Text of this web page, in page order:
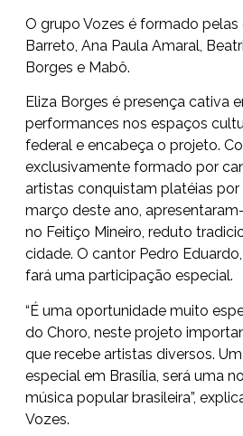
O grupo Vozes é formado pelas
Barreto, Ana Paula Amaral,
Borges e Mabô.
Eliza Borges é presença cativa
performances nos espaços
federal e encabeça o projeto.
exclusivamente formado por
artistas conquistam platéias
março deste ano,
no Feitiço Mineiro, reduto
cidade. O cantor Pedro
fará uma participação especial.
“É uma oportunidade muito
do Choro, neste projeto
que recebe artistas diversos.
especial em Brasília, será uma
música popular brasileira”,
Vozes.